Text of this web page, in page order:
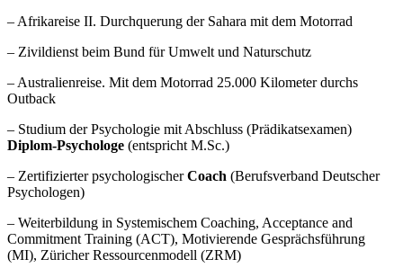
– Afrikareise II. Durchquerung der Sahara mit dem Motorrad
– Zivildienst beim Bund für Umwelt und Naturschutz
– Australienreise. Mit dem Motorrad 25.000 Kilometer durchs
Outback
– Studium der Psychologie mit Abschluss (Prädikatsexamen)
Diplom-Psychologe (entspricht M.Sc.)
– Zertifizierter psychologischerCoach (Berufsverband Deutscher
Psychologen)
– Weiterbildung in Systemischem Coaching, Acceptance and
Commitment Training (ACT), Motivierende Gesprächsführung
(MI), Züricher Ressourcenmodell (ZRM)